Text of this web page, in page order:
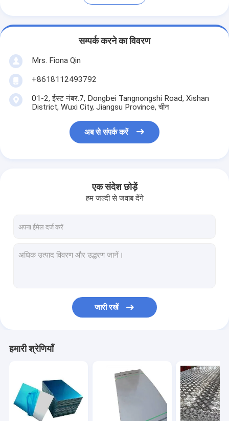
सम्पर्क करने का विवरण
Mrs. Fiona Qin
+8618112493792
01-2, ईस्ट नंबर.7, Dongbei Tangnongshi Road, Xishan
District, Wuxi City, Jiangsu Province, चीन
अब से संपर्क करें
एक संदेश छोड़ें
हम जल्दी से जवाब देंगे
जारी रखें
हमारी श्रेणियाँ